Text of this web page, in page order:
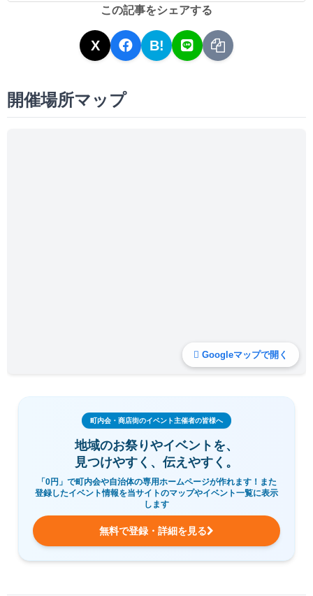
この記事をシェアする
X B!
開催場所マップ
Googleマップで開く
町内会・商店街のイベント主催者の皆様へ
地域のお祭りやイベントを、
見つけやすく、伝えやすく。
「0円」で町内会や自治体の専用ホームページが作れます！また
登録したイベント情報を当サイトのマップやイベント一覧に表示
します
無料で登録・詳細を見る